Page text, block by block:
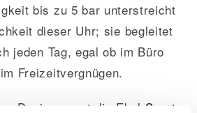
bis zu 5 bar unterstreicht
dieser Uhr; sie begleitet
jeden Tag, egal ob im Büro
Freizeitvergnügen.
Design passt die Ebel Sport